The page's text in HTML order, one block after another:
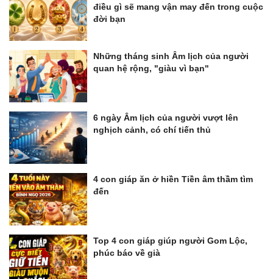
điều gì sẽ mang vận may đến trong cuộc
đời bạn
Những tháng sinh Âm lịch của người
quan hệ rộng, "giàu vì bạn"
6 ngày Âm lịch của người vượt lên
nghịch cảnh, có chí tiến thủ
4 con giáp ăn ở hiền Tiền âm thầm tìm
đến
Top 4 con giáp giúp người Gom Lộc,
phúc báo về già